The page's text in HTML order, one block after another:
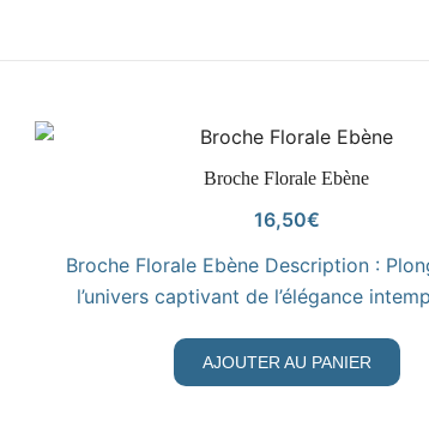
VOIR LE PRODUIT
Broche Florale Ebène
16,50€
Broche Florale Ebène Description :
l’univers captivant de l’élégance
AJOUTER AU PANIER